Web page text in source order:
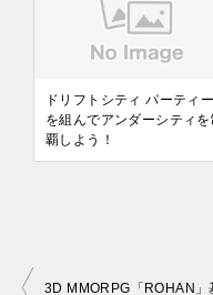
ドリフトシティ パーティー
を組んでアンダーシティを
覇しよう！